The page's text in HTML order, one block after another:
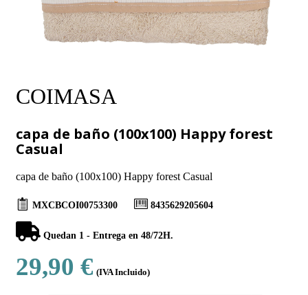
COIMASA
capa de baño (100x100) Happy forest
Casual
capa de baño (100x100) Happy forest Casual
MXCBCOI00753300 8435629205604
Quedan 1 - Entrega en 48/72H.
29,90 € (IVA Incluido)